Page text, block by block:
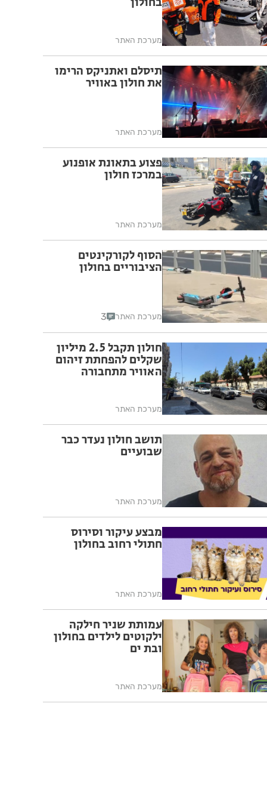
מערכת האתר
תיסלם ואתניקס הרימו
את חולון באוויר
מערכת האתר
פצוע בתאונת אופנוע
במרכז חולון
מערכת האתר
הסוף לקורקינטים
הציבוריים בחולון
מערכת האתר 3
חולון תקבל 2.5 מיליון
שקלים להפחתת זיהום
האוויר מתחבורה
מערכת האתר
תושב חולון נעדר כבר
שבועיים
מערכת האתר
מבצע עיקור וסירוס
חתולי רחוב בחולון
מערכת האתר
עמותת שניר חילקה
ילקוטים לילדים בחולון
ובת ים
מערכת האתר